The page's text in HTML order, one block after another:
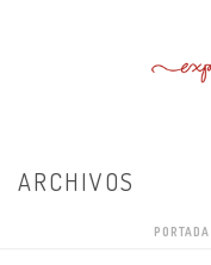
ARCHIVOS
PORTADA